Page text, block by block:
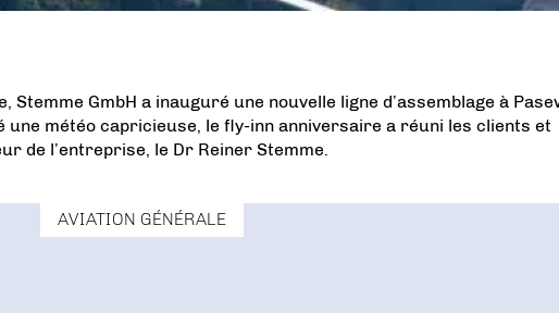
Stemme GmbH a inauguré une nouvelle ligne d’assemblage à
une météo capricieuse, le fly-inn anniversaire a réuni les clients et
de l’entreprise, le Dr Reiner Stemme.
AVIATION GÉNÉRALE